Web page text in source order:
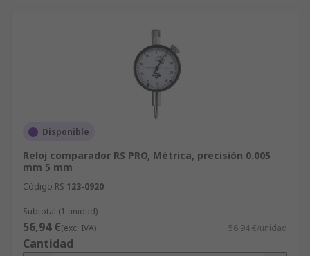
Disponible
Reloj comparador RS PRO, Métrica, precisión 0.005
mm 5 mm
Código RS 123-0920
Subtotal (1 unidad)
56,94 €(exc. IVA) 56,94 €/unidad
Cantidad